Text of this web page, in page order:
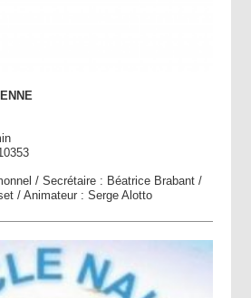
/ Secrétaire : Béatrice Brabant /
/ Animateur : Serge Alotto